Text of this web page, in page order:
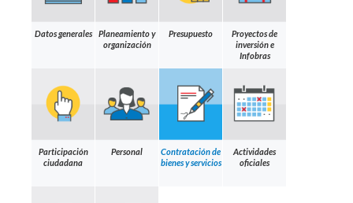
Datos generales
Planeamiento y
organización
Presupuesto
Proyectos de
inversión e
Infobras
Participación
ciudadana
Personal
Contratación de
bienes y servicios
Actividades
oficiales